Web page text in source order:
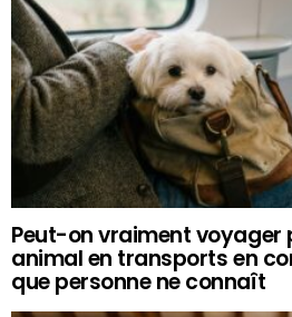
Peut-on vraiment voyager
animal en transports en
que personne ne connaît